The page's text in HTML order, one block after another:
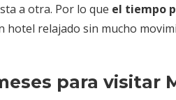
a otra. Por lo que el tiempo
hotel relajado sin mucho
para visitar